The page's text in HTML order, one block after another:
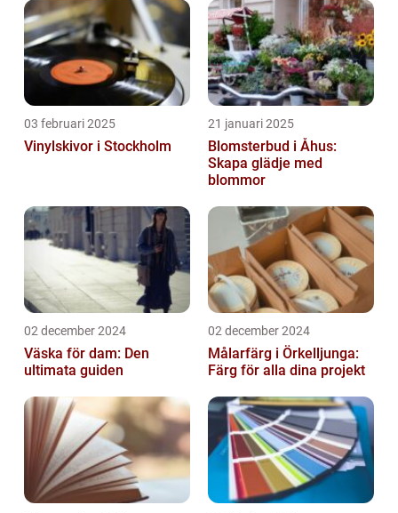
03 februari 2025
Vinylskivor i Stockholm
21 januari 2025
Blomsterbud i Åhus:
Skapa glädje med
blommor
02 december 2024
Väska för dam: Den
ultimata guiden
02 december 2024
Målarfärg i Örkelljunga:
Färg för alla dina projekt